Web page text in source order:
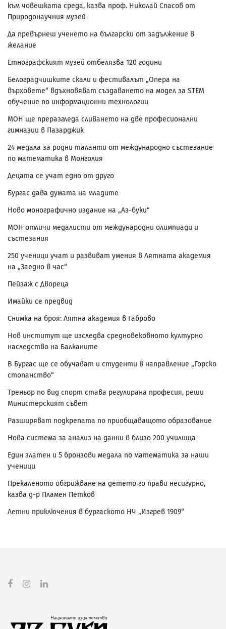
към човешката среда, казва проф. Николай Спасов от
Природонаучния музей
Да превърнеш ученето на български от задължение в
желание
Етнографският музей отбелязва 120 години
Белоградчишките скали и фестивалът „Опера на
върховете“ вдъхновяват създаването на модел за STEM
обучение по информационни технологии
МОН ще преразгледа сливането на две професионални
гимназии в Пазарджик
24 медала за родни таланти от международно състезание
по математика в Монголия
Децата се учат едно от друго
Бургас дава думата на младите
Ново монографично издание на „Аз-буки“
МОН отличи медалисти от международни олимпиади и
състезания
250 ученици учат и развиват умения в Лятната академия
на „Заедно в час“
Пейзаж с Двореца
Имайки се предвид
Снимка на броя: Лятна академия в Габрово
Нов институт ще изследва средновековното културно
наследство на Балканите
В Бургас ще се обучават и студенти в направление „Горско
стопанство“
Треньор по вид спорт става регулирана професия, реши
Министерският съвет
Разширяват подкрепата по приобщаващото образование
Нова система за анализ на данни в близо 200 училища
Един златен и 5 бронзови медала по математика за наши
ученици
Прекаленото обгрижване на детето го прави несигурно,
казва д-р Пламен Петков
Летни приключения в бургаското НЧ „Изгрев 1909“